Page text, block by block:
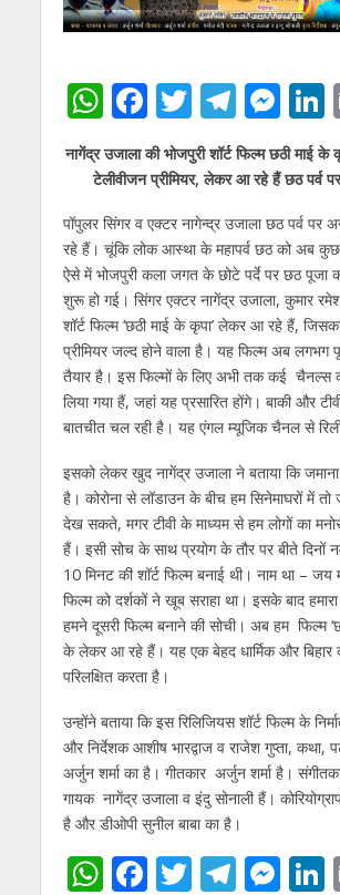
W
h
at
s
A
p
p
F
ac
e
o
o
k
T
w
itt
er
T
el
e
a
m
M
e
ss
n
g
er
नागेंद्र उजाला की भोजपुरी शॉर्ट फिल्‍म छठी माई के
टेलीवीजन प्रीमियर, लेकर आ रहे हैं छठ पर्व
पॉपुलर सिंगर व एक्टर नागेन्द्र उजाला छठ पर्व
रहे हैं। चूंकि लोक आस्‍था के महापर्व छठ को अब कुछ
ऐसे में भोजपुरी कला जगत के छोटे पर्दे पर छठ
शुरू हो गई। सिंगर एक्टर नागेंद्र उजाला, कुमार
शॉर्ट फिल्‍म ‘छठी माई के कृपा’ लेकर आ रहे हैं,
प्रीमियर जल्‍द होने वाला है। यह फिल्‍म अब लगभग
तैयार है। इस फिल्‍मों के लिए अभी तक कई चैनल्‍स
लिया गया हैं, जहां यह प्रसारित होंगे। बाकी और
बातचीत चल रही है। यह एंगल म्‍यूजिक चैनल से
इसको लेकर खुद नागेंद्र उजाला ने बताया कि जमाना
है। कोरोना से लॉडाउन के बीच हम सिनेमाघरों में तो
देख सकते, मगर टीवी के माध्‍यम से हम लोगों का
हैं। इसी सोच के साथ प्रयोग के तौर पर बीते दिनों
10 मिनट की शॉर्ट फिल्‍म बनाई थी। नाम था – जय
फिल्‍म को दर्शकों ने खूब सराहा था। इसके बाद
हमने दूसरी फिल्‍म बनाने की सोची। अब हम फिल्‍म
के लेकर आ रहे हैं। यह एक बेहद धार्मिक और बिहार
परिलक्षित करता है।
उन्‍होंने बताया कि इस रिलिजियस शॉर्ट फिल्‍म के
और निर्देशक आशीष भारद्वाज व राजेश गुप्‍ता, कथा,
अर्जुन शर्मा का है। गीतकार अर्जुन शर्मा है।
गायक नागेंद्र उजाला व इंदु सोनाली हैं।
है और डीओपी सुनील बाबा का है।
W F T T M